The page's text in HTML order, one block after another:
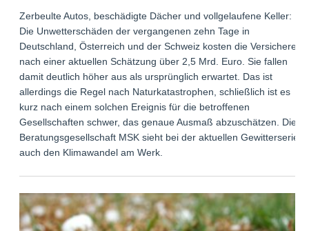
Zerbeulte Autos, beschädigte Dächer und vollgelaufene Keller:
Die Unwetterschäden der vergangenen zehn Tage in
Deutschland, Österreich und der Schweiz kosten die Versicherer
nach einer aktuellen Schätzung über 2,5 Mrd. Euro. Sie fallen
damit deutlich höher aus als ursprünglich erwartet. Das ist
allerdings die Regel nach Naturkatastrophen, schließlich ist es
kurz nach einem solchen Ereignis für die betroffenen
Gesellschaften schwer, das genaue Ausmaß abzuschätzen. Die
Beratungsgesellschaft MSK sieht bei der aktuellen Gewitterserie
auch den Klimawandel am Werk.